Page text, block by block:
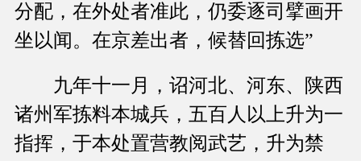
分配，在外处者准此，仍委逐司擘画开
坐以闻。在京差出者，候替回拣选”
九年十一月，诏河北、河东、陕西
诸州军拣料本城兵，五百人以上升为一
指挥，于本处置营教阅武艺，升为禁